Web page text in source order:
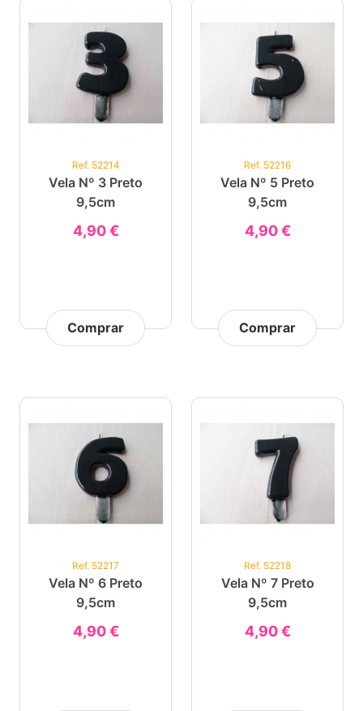
Ref. 52214
Vela Nº 3 Preto
9,5cm
4,90 €
Comprar
Ref. 52216
Vela Nº 5 Preto
9,5cm
4,90 €
Comprar
Ref. 52217
Vela Nº 6 Preto
9,5cm
4,90 €
Ref. 52218
Vela Nº 7 Preto
9,5cm
4,90 €